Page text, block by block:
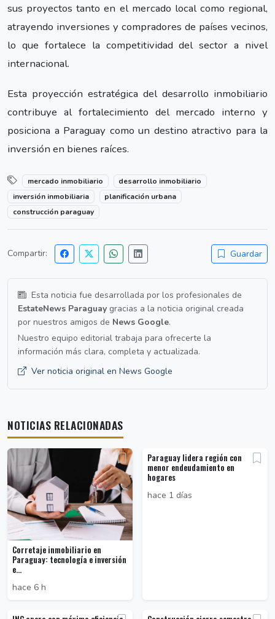
sus proyectos tanto en el mercado local como regional,
atrayendo inversiones y compradores de países vecinos,
lo que fortalece la competitividad del sector a nivel
internacional.
Esta proyección estratégica del desarrollo inmobiliario
contribuye al fortalecimiento del mercado interno y
posiciona a Paraguay como un destino atractivo para la
inversión en bienes raíces.
mercado inmobiliario
desarrollo inmobiliario
inversión inmobiliaria
planificación urbana
construcción paraguay
Compartir: Guardar
Esta noticia fue desarrollada por los profesionales de
EstateNews Paraguay gracias a la noticia original creada
por nuestros amigos de News Google.
Nuestro equipo editorial trabaja para ofrecerte la
información más clara, completa y actualizada.
Ver noticia original en News Google
NOTICIAS RELACIONADAS
Corretaje inmobiliario en
Paraguay: tecnología e inversión
e...
hace 6 h
Paraguay lidera región con
menor endeudamiento en
hogares
hace 1 días